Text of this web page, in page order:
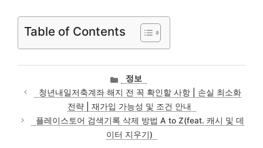
Table of Contents
카
테
고
리
정보
청년내일저축계좌 해지 전 꼭 확인할 사항 | 손실 최소화
전략 | 재가입 가능성 및 조건 안내
플레이스토어 검색기록 삭제 방법 A to Z(feat. 캐시 및 데
이터 지우기)